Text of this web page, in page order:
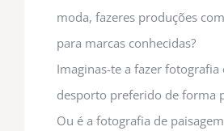
moda, fazeres produções
para marcas conhecidas?
Imaginas-te a fazer fotografia
desporto preferido de forma
Ou é a fotografia de